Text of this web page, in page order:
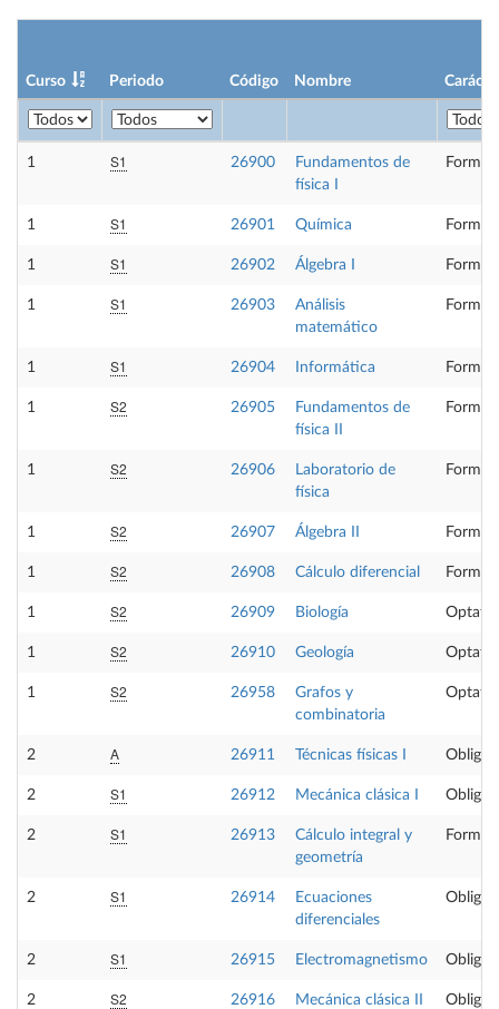
Curso Periodo Código Nombre
1 S1 26900
Fundamentos de
física I
1 S1 26901 Química
1 S1 26902 Álgebra I
1 S1 26903
Análisis
matemático
1 S1 26904 Informática
1 S2 26905
Fundamentos de
física II
1 S2 26906
Laboratorio de
física
1 S2 26907 Álgebra II
1 S2 26908 Cálculo diferencial
1 S2 26909 Biología
1 S2 26910 Geología
1 S2 26958
Grafos y
combinatoria
2 A 26911 Técnicas físicas I
2 S1 26912 Mecánica clásica I
2 S1 26913
Cálculo integral y
geometría
2 S1 26914
Ecuaciones
diferenciales
2 S1 26915 Electromagnetismo
2 S2 26916 Mecánica clásica II